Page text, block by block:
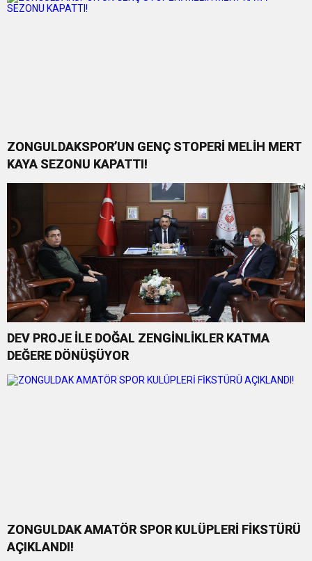
ZONGULDAKSPOR’UN GENÇ STOPERİ MELİH MERT
KAYA SEZONU KAPATTI!
DEV PROJE İLE DOĞAL ZENGİNLİKLER KATMA
DEĞERE DÖNÜŞÜYOR
ZONGULDAK AMATÖR SPOR KULÜPLERİ FİKSTÜRÜ
AÇIKLANDI!